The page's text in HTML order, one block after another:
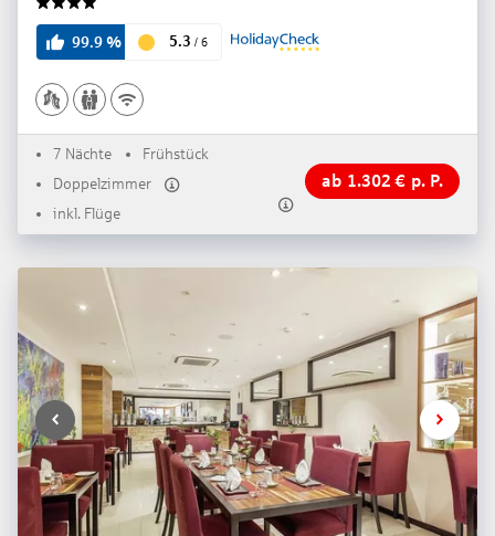
4
99.9% 5.3 / 6
7 Nächte
Frühstück
Doppelzimmer
inkl. Flüge
ab 1.302 € p. P.